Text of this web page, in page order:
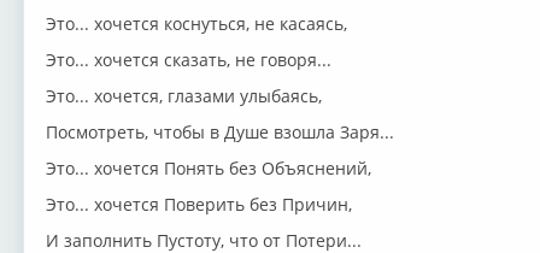
Это... хочется коснуться, не касаясь,
Это... хочется сказать, не говоря...
Это... хочется, глазами улыбаясь,
Посмотреть, чтобы в Душе взошла Заря...
Это... хочется Понять без Объяснений,
Это... хочется Поверить без Причин,
И заполнить Пустоту, что от Потери...